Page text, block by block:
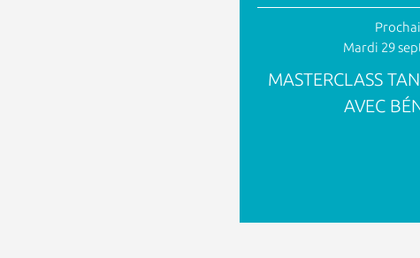
Mardi 29
MASTERCLASS
AVEC